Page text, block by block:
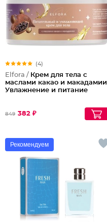
(4)
Elfora / Крем для тела с
маслами какао и макадамии
Увлажнение и питание
849 382 ₽
Рекомендуем